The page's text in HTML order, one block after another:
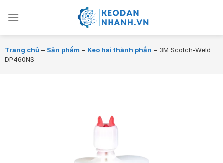
đến
Trang chủ – Sản phẩm – Keo hai thành phần – 3M Scotch-Weld
DP460NS